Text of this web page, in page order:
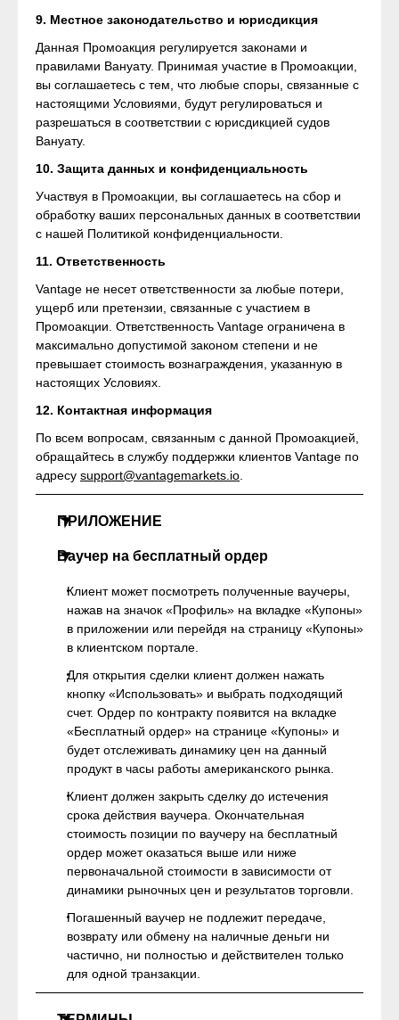
9. Местное законодательство и юрисдикция
Данная Промоакция регулируется законами и
правилами Вануату. Принимая участие в Промоакции,
вы соглашаетесь с тем, что любые споры, связанные с
настоящими Условиями, будут регулироваться и
разрешаться в соответствии с юрисдикцией судов
Вануату.
10. Защита данных и конфиденциальность
Участвуя в Промоакции, вы соглашаетесь на сбор и
обработку ваших персональных данных в соответствии
с нашей Политикой конфиденциальности.
11. Ответственность
Vantage не несет ответственности за любые потери,
ущерб или претензии, связанные с участием в
Промоакции. Ответственность Vantage ограничена в
максимально допустимой законом степени и не
превышает стоимость вознаграждения, указанную в
настоящих Условиях.
12. Контактная информация
По всем вопросам, связанным с данной Промоакцией,
обращайтесь в службу поддержки клиентов Vantage по
адресу support@vantagemarkets.io
ПРИЛОЖЕНИЕ
Ваучер на бесплатный ордер
Клиент может посмотреть полученные ваучеры,
нажав на значок «Профиль» на вкладке «Купоны»
в приложении или перейдя на страницу «Купоны»
в клиентском портале.
Для открытия сделки клиент должен нажать
кнопку «Использовать» и выбрать подходящий
счет. Ордер по контракту появится на вкладке
«Бесплатный ордер» на странице «Купоны» и
будет отслеживать динамику цен на данный
продукт в часы работы американского рынка.
Клиент должен закрыть сделку до истечения
срока действия ваучера. Окончательная
стоимость позиции по ваучеру на бесплатный
ордер может оказаться выше или ниже
первоначальной стоимости в зависимости от
динамики рыночных цен и результатов торговли.
Погашенный ваучер не подлежит передаче,
возврату или обмену на наличные деньги ни
частично, ни полностью и действителен только
для одной транзакции.